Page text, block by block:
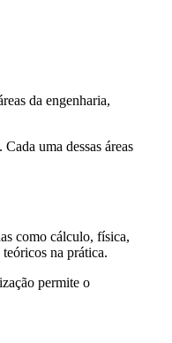
da engenharia,
uma dessas áreas
como cálculo, física,
na prática.
permite o